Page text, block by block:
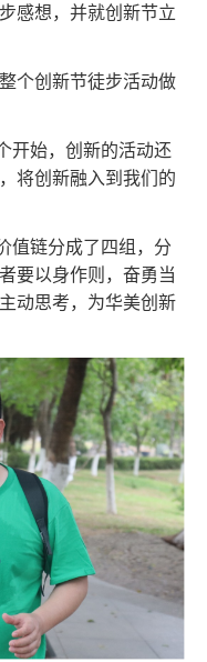
想，并就创新节立
创新节徒步活动做
始，创新的活动还
将创新融入到我们的
链分成了四组，分
要以身作则，奋勇当
动思考，为华美创新